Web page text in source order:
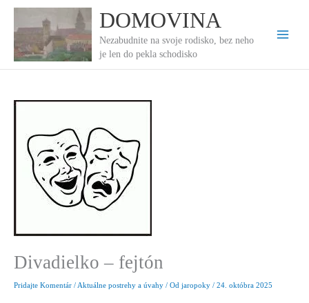
obsah
DOMOVINA
Nezabudnite na svoje rodisko, bez neho
je len do pekla schodisko
Divadielko – fejtón
Pridajte Komentár / Aktuálne postrehy a úvahy / Od jaropoky / 24. októbra 2025